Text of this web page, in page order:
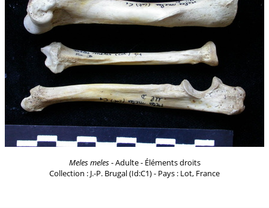
Meles meles- Adulte - Éléments droits
Collection : J.-P. Brugal (Id:C1) - Pays : Lot, France